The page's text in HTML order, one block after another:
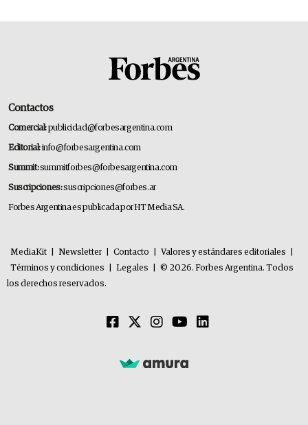
Contactos
Comercial:publicidad@forbesargentina.com
Editorial:info@forbesargentina.com
Summit:summitforbes@forbesargentina.com
Suscripciones:suscripciones@forbes.ar
Forbes Argentina es publicada por HT Media SA.
MediaKit Newsletter Contacto Valores y estándares editoriales
Términos y condiciones
Legales
© 2026. Forbes Argentina. Todos
los derechos reservados.